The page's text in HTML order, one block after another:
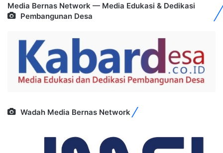
Media Bernas Network — Media Edukasi & Dedikasi
Pembangunan Desa
Wadah Media Bernas Network